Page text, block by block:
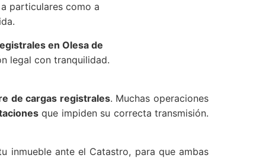
particulares como a
en Olesa de
legal con tranquilidad.
de cargas registrales. Muchas operaciones
que impiden su correcta transmisión.
inmueble ante el Catastro, para que ambas